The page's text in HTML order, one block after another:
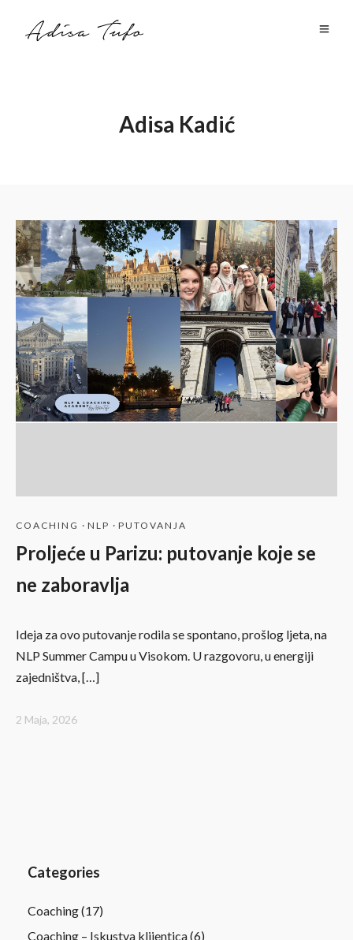
Adisa Kadić
COACHING · NLP · PUTOVANJA
Proljeće u Parizu: putovanje koje se
ne zaboravlja
Ideja za ovo putovanje rodila se spontano, prošlog ljeta, na
NLP Summer Campu u Visokom. U razgovoru, u energiji
zajedništva, […]
2 Maja, 2026
Categories
Coaching(17)
Coaching – Iskustva klijentica(6)